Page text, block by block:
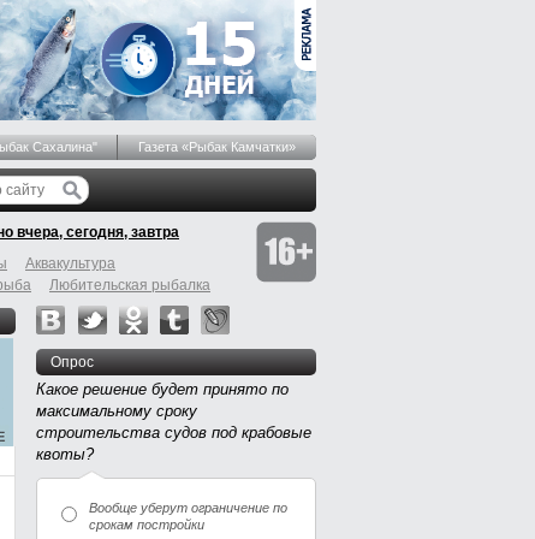
Сахалина" Газета «Рыбак Камчатки»
вчера, сегодня, завтра
Аквакультура
Любительская рыбалка
Опрос
Какое решение будет принято по
максимальному сроку
строительства судов под крабовые
квоты?
Вообще уберут ограничение по
срокам постройки